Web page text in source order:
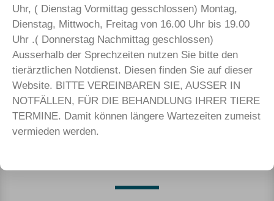
Unser Ziel ist es, eingehend auf die
individuellen Belange ihres Tieres eine
bestmögliche Versorgung zum Erhalt und
der Wiederherstellung seiner Gesundheit zu
leisten.
Unser Team
Uhr, ( Dienstag Vormittag gesschlossen) Montag,
Dienstag, Mittwoch, Freitag von 16.00 Uhr bis 19.00
Uhr .( Donnerstag Nachmittag geschlossen)
Ausserhalb der Sprechzeiten nutzen Sie bitte den
tierärztlichen Notdienst. Diesen finden Sie auf dieser
Website. BITTE VEREINBAREN SIE, AUSSER IN
NOTFÄLLEN, FÜR DIE BEHANDLUNG IHRER TIERE
TERMINE. Damit können längere Wartezeiten zumeist
vermieden werden.